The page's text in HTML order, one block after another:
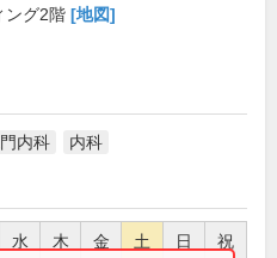
ング2階 [地図]
内科 内科
水 木 金 土 日 祝